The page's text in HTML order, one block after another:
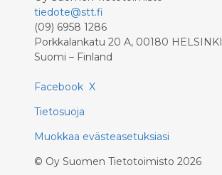
tiedote@stt.fi
(09) 6958 1286
Porkkalankatu 20 A, 00180 HELSINKI
Suomi – Finland
Facebook X
Tietosuoja
Muokkaa evästeasetuksiasi
© Oy Suomen Tietotoimisto 2026